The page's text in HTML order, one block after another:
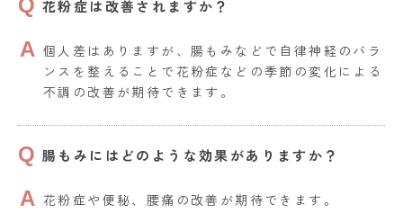
花粉症は改善されますか？
個人差はありますが、腸もみなどで自律神経のバラ
ンスを整えることで花粉症などの季節の変化による
不調の改善が期待できます。
腸もみにはどのような効果がありますか？
花粉症や便秘、腰痛の改善が期待できます。